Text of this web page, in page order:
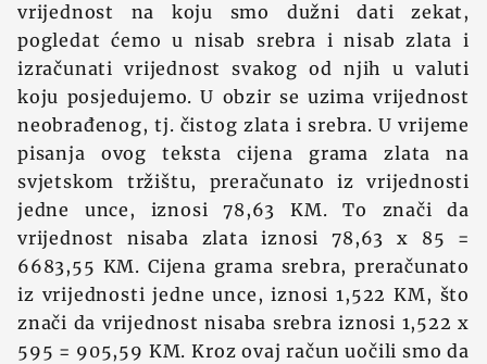
vrijednost na koju smo dužni dati zekat,
pogledat ćemo u nisab srebra i nisab zlata i
izračunati vrijednost svakog od njih u valuti
koju posjedujemo. U obzir se uzima vrijednost
neobrađenog, tj. čistog zlata i srebra. U vrijeme
pisanja ovog teksta cijena grama zlata na
svjetskom trž‍ištu, preračunato iz vrijednosti
jedne unce, iznosi 78,63 KM. To znači da
vrijednost nisaba zlata iznosi 78,63 x 85 =
6683,55 KM. Cijena grama srebra, preračunato
iz vrijednosti jedne unce, iznosi 1,522 KM, što
znači da vrijednost nisaba srebra iznosi 1,522 x
595 = 905,59 KM. Kroz ovaj račun uočili smo da